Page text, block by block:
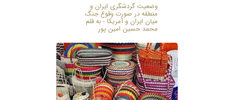
وضعیت گردشگری ایران و
منطقه در صورت وقوع جنگ
میان ایران و آمریکا - به قلم
محمد حسین امین پور